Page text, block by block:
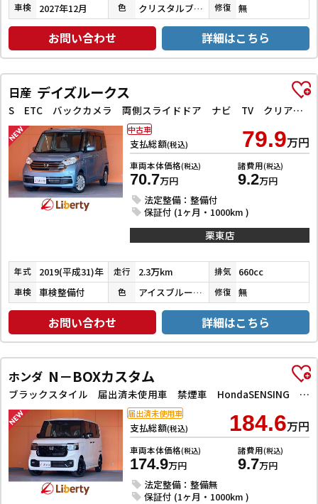
車検 2027年12月 色 クリスタルブラックパール 修復 無
お問い合わせ 詳細はこちら
日産 デイズルークス
S ETC バックカメラ 両側スライドドア ナビ TV クリアランスソナー 衝突被害軽減システム キーレスエントリー アイドリングストップ 電動格納ミラー ベンチシート CVT ABS
支払総額(税込) 79.9万円
車両本体価格(税込)
70.7万円
諸費用(税込)
9.2万円
法定整備：整備付
保証付 (1ヶ月・1000km )
中古車
栗東店
年式 2019(平成31)年 走行 2.3万km 排気 660cc
車検 車検整備付 色 アイスブルーチタンメタリック 修復 無
お問い合わせ 詳細はこちら
ホンダ N－BOXカスタム
ブラックスタイル 届出済未使用車 禁煙車 HondaSENSING 両側自動ドア 電子パーキング 革巻きステアリング 前席シートヒーター LEDヘッドライト フォグライト アダプティブクルーズコントロール スマートキー
支払総額(税込) 184.6万円
車両本体価格(税込)
174.9万円
諸費用(税込)
9.7万円
法定整備：整備無
保証付 (1ヶ月・1000km )
届出済未使用車